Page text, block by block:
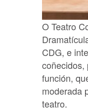
O Teatro
CDG, e
coñecidos,
función,
moderada
teatro.